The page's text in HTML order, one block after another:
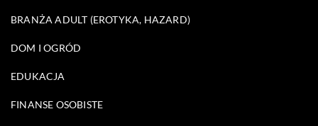
BRANŻA ADULT (EROTYKA, HAZARD)
DOM I OGRÓD
EDUKACJA
FINANSE OSOBISTE